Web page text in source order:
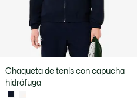
Chaqueta de tenis con capucha
hidrófuga